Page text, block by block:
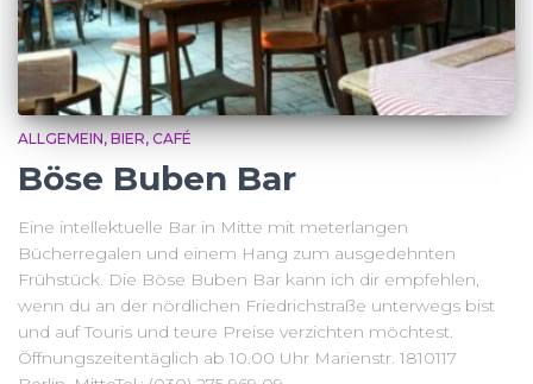
ALLGEMEIN BIER CAFÉ
Böse Buben Bar
Eine intellektuelle Bar in Mitte mit meterlangen
Bücherregalen und einem Hang zum ausgedehnten
Frühstück. Die Böse Buben Bar kann ich dir empfehlen,
wenn du an der nördlichen Friedrichstraße unterwegs bist
und auf Touris und teure Preise verzichten möchtest.
Öffnungszeitentäglich ab 10.00 Uhr Marienstr. 1810117